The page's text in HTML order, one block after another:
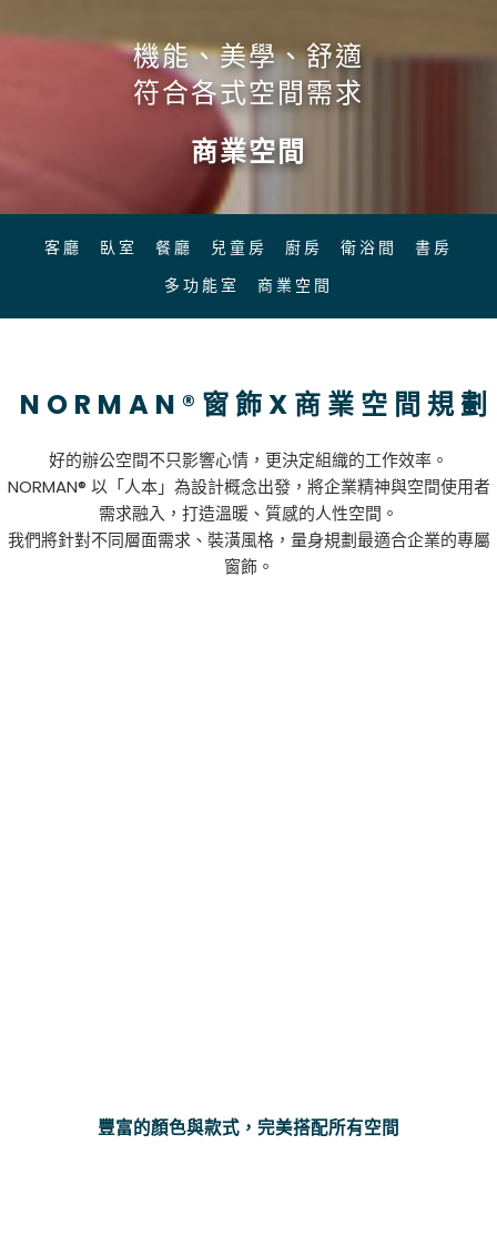
機能、美學、舒適
符合各式空間需求
商業空間
客廳 臥室 餐廳 兒童房 廚房 衛浴間
書房
多功能室
商業空間
NORMAN®窗飾X商業空間規劃
好的辦公空間不只影響心情，更決定組織的工作效率。
NORMAN® 以「人本」為設計概念出發，將企業精神與空間使用者
需求融入，打造溫暖、質感的人性空間。
我們將針對不同層面需求、裝潢風格，量身規劃最適合企業的專屬
窗飾。
豐富的顏色與款式，完美搭配所有空間